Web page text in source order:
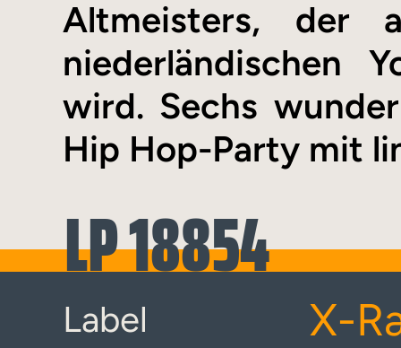
Altmeisters, der
niederländischen
wird. Sechs
Hip Hop-Party mit
LP 18854
Label X-